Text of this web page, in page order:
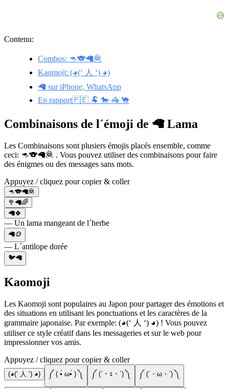
Contenu:
Combos: 🦘🐨🦙🦧
Kaomoji: (◕(‘ 人 ‘) ◕)
🦙 sur iPhone, WhatsApp
En rapport🇵🇪 🐏 🐎 🦓 🐪
Combinaisons de l´émoji de 🦙 Lama
Les Combinaisons sont plusiers émojis placés ensemble, comme
ceci: 🦘🐨🦙🦧 . Vous pouvez utiliser des combinaisons pour faire
des énigmes ou des messages sans mots.
Appuyez / cliquez pour copier & coller
🦘🐨🦙🦧
🥦🦙🌈
🦙🍀
— Un lama mangeant de l´herbe
🦙🪙
— L´antilope dorée
🐦🦙
Kaomoji
Les Kaomoji sont populaires au Japon pour partager des émotions et
des situations en utilisant les ponctuations et les caractères de la
grammaire japonaise. Par exemple: (◕(‘ 人 ‘) ◕) ! Vous pouvez
utiliser ce style créatif dans les messageries et sur le web pour
impressionner vos amis.
Appuyez / cliquez pour copier & coller
(◕(‘ 人 ‘) ◕) ༼ ( •̀ ω•́ ) ༽ ༼ (´・ｪ・`) ༽ ༼ (´・ω・`) ༽